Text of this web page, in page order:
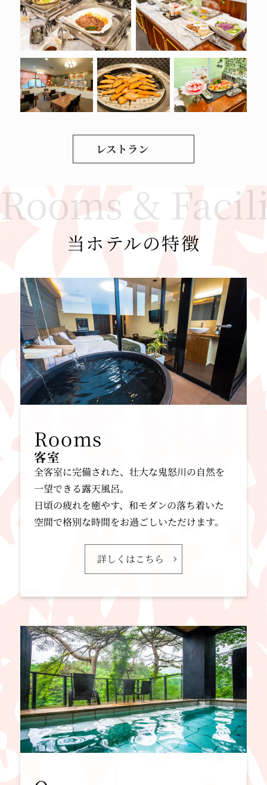
業を実施致します。
期間：8月2日（月）～8月31日（火）
営業時間 : 17：30～20：00（LO19：00）
期間等は変更される可能性がございますので、
その場合にはHP等にて随時お知らせ致しま
す。
お客様には、大変ご迷惑をお掛け致しますが、
【プールOPENのお知らせ】
オープン日程に関しては、現在調整中でござい
※営業期間は変動する可能性があります。
2021.05.17
【入湯税徴収のご案内】
5月17日より条例施行に伴い、ご宿泊のお客様
より入湯税(12歳未満は対象外)を徴収させてい
ただきます。なお、入湯税徴収は当日現地にて
行います。
【金額】150円/１人１日
栃木県の要請に従い、緊急事態宣言の対象地域
にあてはまる宿泊施設において、時短営業の延
長を実施致します。
期間：2/8（月）より2/21（日）まで
【レストラン】
21:00(L.O.20:30)
※アルコール類の提供は20:00まで
その場合には当社HP等にて随時お知らせ致し
お客様には、大変ご迷惑をお掛け致しますが、
何卒ご理解・ご了承の程、宜しくお願い申し上
げます。
2021.01.14
政府の要請に従い、緊急事態宣言の対象地域に
あてはまる宿泊施設において、時短営業を実施
致します。
レストラン
当ホテルの特徴
客室
全客室に完備された、壮大な鬼怒川の自然を
一望できる露天風呂。
日頃の疲れを癒やす、和モダンの落ち着いた
空間で格別な時間をお過ごしいただけます。
詳しくはこちら